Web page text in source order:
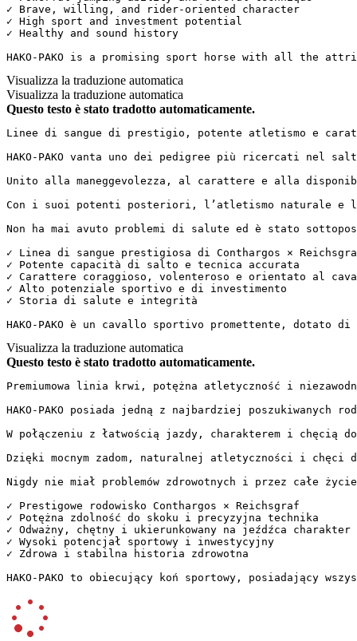
✓ Brave, willing, and rider-oriented character
✓ High sport and investment potential
✓ Healthy and sound history
HAKO-PAKO is a promising sport horse with all the
Visualizza la traduzione automatica
Visualizza la traduzione automatica
Questo testo è stato tradotto automaticamente.
Linee di sangue di prestigio, potente atletismo e
HAKO-PAKO vanta uno dei pedigree più ricercati nel
Unito alla maneggevolezza, al carattere e alla
Con i suoi potenti posteriori, l’atletismo naturale e
Non ha mai avuto problemi di salute ed è stato
✓ Linea di sangue prestigiosa di Conthargos ×
✓ Potente capacità di salto e tecnica accurata
✓ Carattere coraggioso, volenteroso e orientato al
✓ Alto potenziale sportivo e di investimento
✓ Storia di salute e integrità
HAKO-PAKO è un cavallo sportivo promettente,
Visualizza la traduzione automatica
Questo testo è stato tradotto automaticamente.
Premiumowa linia krwi, potężna atletyczność i
HAKO-PAKO posiada jedną z najbardziej
W połączeniu z łatwością jazdy, charakterem i chęcią
Dzięki mocnym zadom, naturalnej atletyczności i chęci
Nigdy nie miał problemów zdrowotnych i przez całe
✓ Prestigowe rodowisko Conthargos × Reichsgraf
✓ Potężna zdolność do skoku i precyzyjna technika
✓ Odważny, chętny i ukierunkowany na jeźdźca
✓ Wysoki potencjał sportowy i inwestycyjny
✓ Zdrowa i stabilna historia zdrowotna
HAKO-PAKO to obiecujący koń sportowy, posiadający